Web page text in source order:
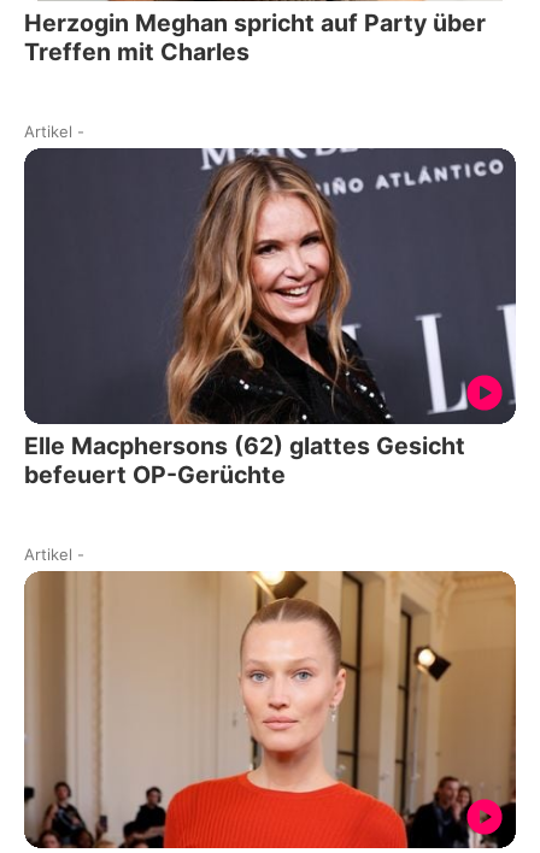
Herzogin Meghan spricht auf Party über
Treffen mit Charles
Artikel -
Elle Macphersons (62) glattes Gesicht
befeuert OP-Gerüchte
Artikel -